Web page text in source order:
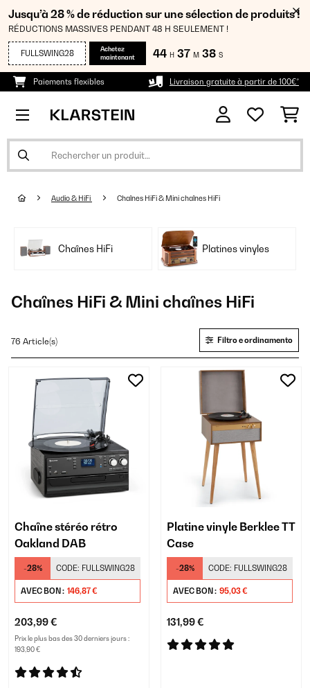
Jusqu’à 28 % de réduction sur une sélection de produits !
RÉDUCTIONS MASSIVES PENDANT 48 H SEULEMENT !
FULLSWING28
Achetez
maintenant
44 H 37 M 37 S
Paiements flexibles Livraison gratuite à partir de 100€*
Audio & HiFi Chaînes HiFi & Mini chaînes HiFi
Chaînes HiFi Platines vinyles
Chaînes HiFi & Mini chaînes HiFi
76 Article(s) Filtro e ordinamento
Chaîne stéréo rétro
Oakland DAB
-28% CODE: FULLSWING28
AVEC BON : 146,87 €
203,99 €
Prix le plus bas des 30 derniers jours :
193,90 €
Platine vinyle Berklee TT
Case
-28% CODE: FULLSWING28
AVEC BON : 95,03 €
131,99 €